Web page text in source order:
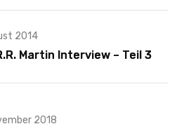
2014
Martin Interview – Teil 3
2018